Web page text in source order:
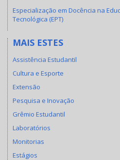
Especialização em Docência na
Tecnológica (EPT)
MAIS ESTES
Assistência Estudantil
Cultura e Esporte
Extensão
Pesquisa e Inovação
Grêmio Estudantil
Laboratórios
Monitorias
Estágios